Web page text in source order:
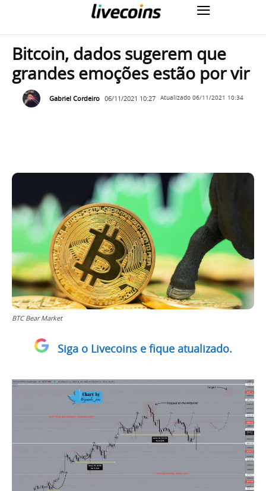
Bitcoin, dados sugerem que
grandes emoções estão por vir
Gabriel Cordeiro 06/11/2021 10:27 Atualizado 06/11/2021 10:34
BTC Bear Market
Siga o Livecoins e fique atualizado.